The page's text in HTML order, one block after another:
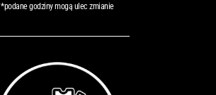
*podane godziny mogą ulec zmianie